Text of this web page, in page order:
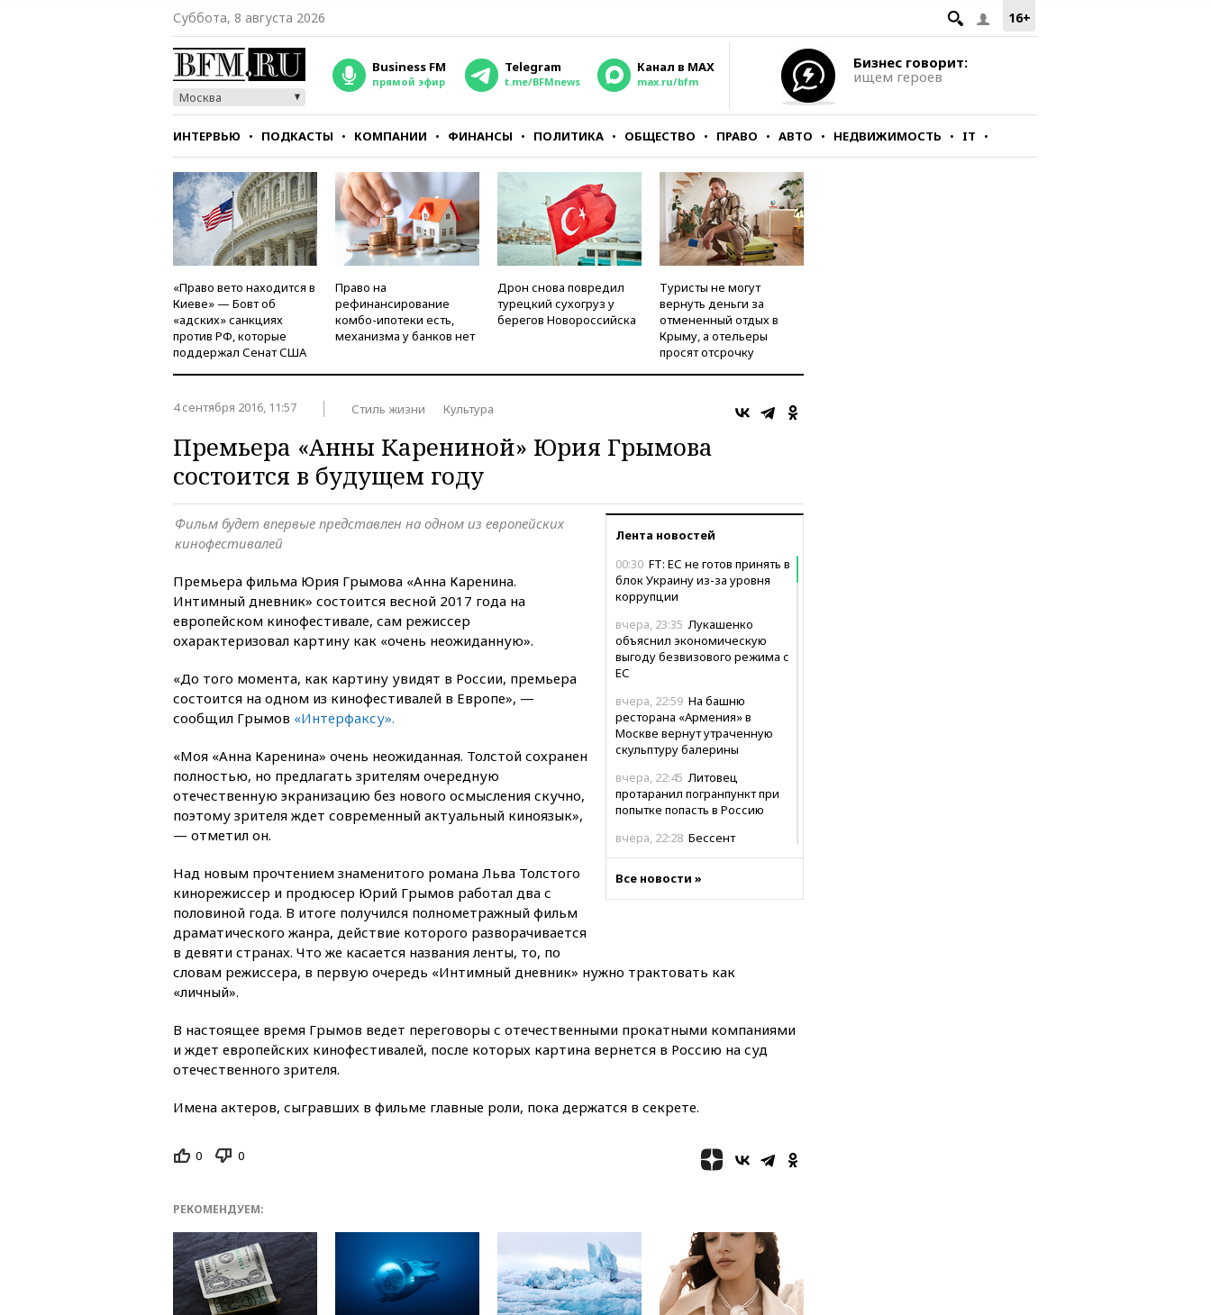
16+
Суббота, 8 августа 2026
Москва
Business FM
прямой эфир
Telegram
t.me/BFMnews
Канал в MAX
max.ru/bfm
Бизнес говорит:
ищем героев
ИНТЕРВЬЮ ПОДКАСТЫ КОМПАНИИ ФИНАНСЫ ПОЛИТИКА ОБЩЕСТВО ПРАВО АВТО НЕДВИЖИМОСТЬ IT
СТИЛЬ ТЕСТЫ
«Право вето находится в
Киеве» — Бовт об
«адских» санкциях
против РФ, которые
поддержал Сенат США
Право на
рефинансирование
комбо-ипотеки есть,
механизма у банков нет
Дрон снова повредил
турецкий сухогруз у
берегов Новороссийска
Туристы не могут
вернуть деньги за
отмененный отдых в
Крыму, а отельеры
просят отсрочку
4 сентября 2016, 11:57 Стиль жизни Культура
Премьера «Анны Карениной» Юрия Грымова
состоится в будущем году
Лента новостей
00:30 FT: ЕС не готов принять в
блок Украину из-за уровня
коррупции
вчера, 23:35 Лукашенко
объяснил экономическую
выгоду безвизового режима с
ЕС
вчера, 22:59 На башню
ресторана «Армения» в
Москве вернут утраченную
скульптуру балерины
вчера, 22:45 Литовец
протаранил погранпункт при
попытке попасть в Россию
вчера, 22:28 Бессент
огня США и Ирана
вчера, 22:00Путин поручил
вчера, 21:56The Atlantic: Маск
уголовное дело
Хорватии
вчера, 21:15Пентагон
опубликовал 16 новых видео с
НЛО
Все новости »
Фильм будет впервые представлен на одном из европейских
кинофестивалей
Премьера фильма Юрия Грымова «Анна Каренина.
Интимный дневник» состоится весной 2017 года на
европейском кинофестивале, сам режиссер
охарактеризовал картину как «очень неожиданную».
«До того момента, как картину увидят в России, премьера
состоится на одном из кинофестивалей в Европе», —
сообщил Грымов «Интерфаксу».
«Моя «Анна Каренина» очень неожиданная. Толстой сохранен
полностью, но предлагать зрителям очередную
отечественную экранизацию без нового осмысления скучно,
поэтому зрителя ждет современный актуальный киноязык»,
— отметил он.
Над новым прочтением знаменитого романа Льва Толстого
кинорежиссер и продюсер Юрий Грымов работал два с
половиной года. В итоге получился полнометражный фильм
драматического жанра, действие которого разворачивается
в девяти странах. Что же касается названия ленты, то, по
словам режиссера, в первую очередь «Интимный дневник» нужно трактовать как
«личный».
В настоящее время Грымов ведет переговоры с отечественными прокатными компаниями
и ждет европейских кинофестивалей, после которых картина вернется в Россию на суд
отечественного зрителя.
Имена актеров, сыгравших в фильме главные роли, пока держатся в секрете.
0 0
РЕКОМЕНДУЕМ: